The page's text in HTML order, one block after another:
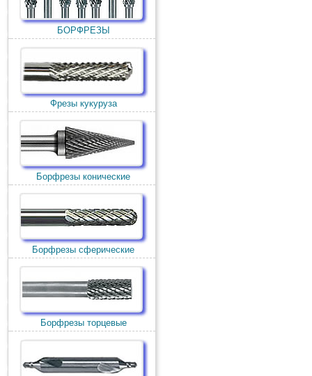
БОРФРЕЗЫ
Фрезы кукуруза
Борфрезы конические
Борфрезы сферические
Борфрезы торцевые